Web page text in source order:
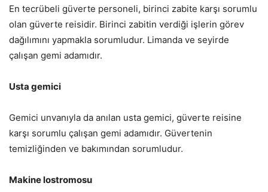
En tecrübeli güverte personeli, birinci zabite karşı sorumlu
olan güverte reisidir. Birinci zabitin verdiği işlerin görev
dağılımını yapmakla sorumludur. Limanda ve seyirde
çalışan gemi adamıdır.
Usta gemici
Gemici unvanıyla da anılan usta gemici, güverte reisine
karşı sorumlu çalışan gemi adamıdır. Güvertenin
temizliğinden ve bakımından sorumludur.
Makine lostromosu